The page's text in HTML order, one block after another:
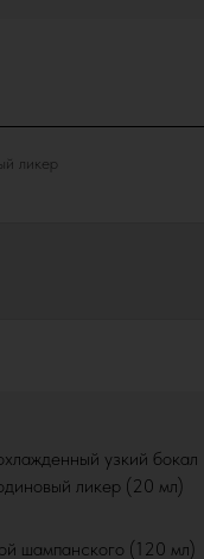
ликер
узкий бокал
ликер (20 мл)
шампанского (120 мл)